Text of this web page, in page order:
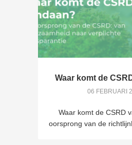
Waar komt de
06 FEBRUARI
Waar komt de CSRD
oorsprong van de